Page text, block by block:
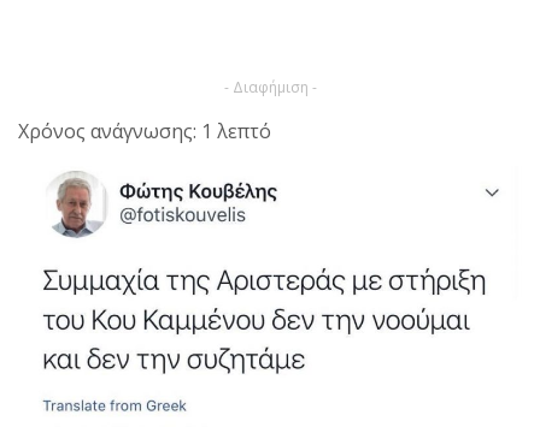
- Διαφήμιση -
Χρόνος ανάγνωσης: 1 λεπτό